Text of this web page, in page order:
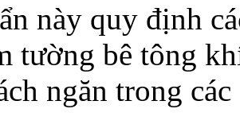
này quy định
tường bê tông
ngăn trong